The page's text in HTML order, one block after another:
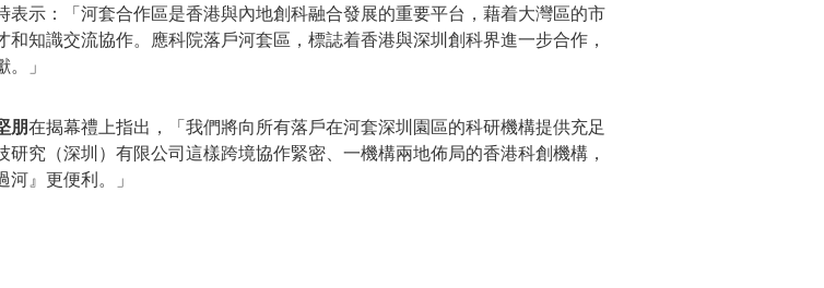
表示：「河套合作區是香港與內地創科融合發展的重要平台，藉着大灣區的市
知識交流協作。應科院落戶河套區，標誌着香港與深圳創科界進一步合作，
」
朋在揭幕禮上指出，「我們將向所有落戶在河套深圳園區的科研機構提供充足
究（深圳）有限公司這樣跨境協作緊密、一機構兩地佈局的香港科創機構，
』更便利。」